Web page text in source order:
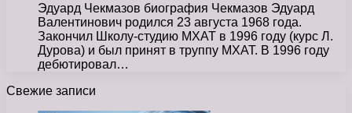
Эдуард Чекмазов биография Чекмазов Эдуард
Валентинович родился 23 августа 1968 года.
Закончил Школу-студию МXАТ в 1996 году (курс Л.
Дурова) и был принят в труппу МХАТ. В 1996 году
дебютировал…
Свежие записи